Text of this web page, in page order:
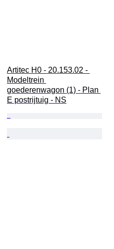
Artitec H0 - 20.153.02 -
Modeltrein
goederenwagon (1) - Plan
E postrijtuig - NS